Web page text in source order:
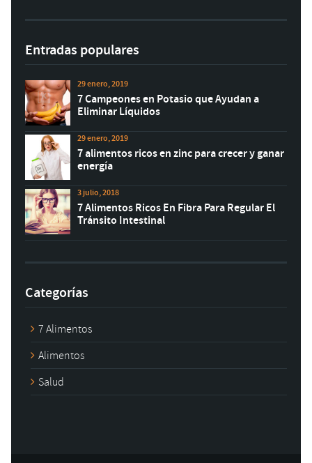
Entradas populares
29 enero, 2019
7 Campeones en Potasio que Ayudan a
Eliminar Líquidos
29 enero, 2019
7 alimentos ricos en zinc para crecer y ganar
energía
3 julio, 2018
7 Alimentos Ricos En Fibra Para Regular El
Tránsito Intestinal
Categorías
7 Alimentos
Alimentos
Salud